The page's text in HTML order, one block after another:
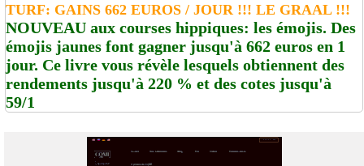
TURF: GAINS 662 EUROS / JOUR !!! LE GRAAL !!!
NOUVEAU aux courses hippiques: les émojis. Des
émojis jaunes font gagner jusqu'à 662 euros en 1
jour. Ce livre vous révèle lesquels obtiennent des
rendements jusqu'à 220 % et des cotes jusqu'à
59/1